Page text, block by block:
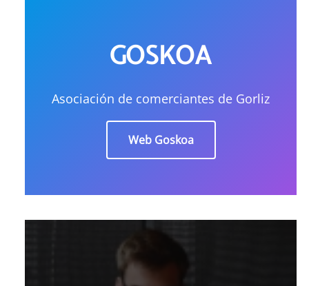
GOSKOA
Asociación de comerciantes de Gorliz
Web Goskoa